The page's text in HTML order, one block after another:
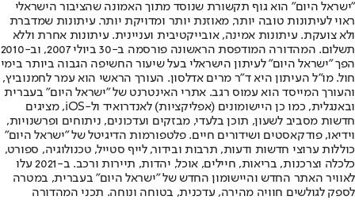
"ישראל היום" הוא גוף תקשורת שנוסד מתוך האמונה שהציבור הישראלי
ראוי לעיתונות טובה יותר, מאוזנת יותר ומדויקת יותר. עיתונות שמדברת
ולא צועקת. עיתונות אמינה, אובייקטיבית ועניינית. עיתונות אחרת וללא
תשלום. המהדורה המודפסת הראשונה פורסמה ב-30 ביולי 2007, וב-2010
הפך "ישראל היום" לעיתון הישראלי בעל שיעור החשיפה הגבוה ביותר בימי
חול. מו"ל העיתון היא ד"ר מרים אדלסון. העורך הראשי הוא עמר לחמנוביץ,
והעורך המייסד הוא עמוס רגב. אתרי האינטרנט של "ישראל היום" בעברית
ובאנגלית, כמו כן היישומונים (אפליקציות) לאנדרואיד ול-iOS, מציגים
חדשות מסביב לשעון, תוכן בלעדי, מבזקים ועדכונים, ניתוחים ופרשנויות,
וידיאו, פודקאסטים ושידורים חיים. פלטפורמות הדיגיטל של "ישראל היום"
כוללות ערוצי חדשות ודעות, תרבות ובידור, לייף סטייל, טכנולוגיה, ספורט,
כלכלה וצרכנות, בריאות, חיילים, אוכל, יהדות, תיירות ורכב. ב-2021 עלו
לאוויר האתר החדש והיישומון החדש של "ישראל היום" בעברית, במטרה
לספק לגולשים חוויה מהירה, עדכנית, בטוחה ונוחה. תכני המהדורה